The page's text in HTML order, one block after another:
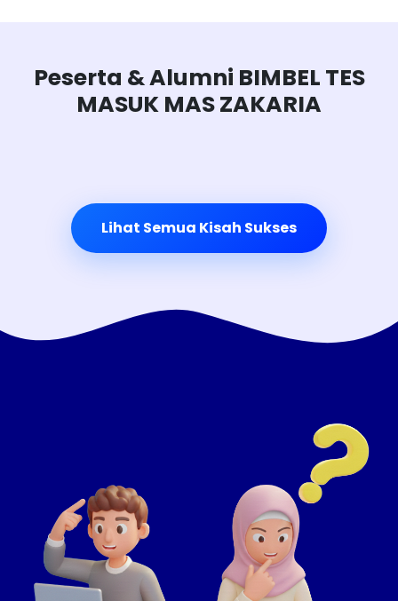
Peserta & Alumni BIMBEL TES
MASUK MAS ZAKARIA
Lihat Semua Kisah Sukses